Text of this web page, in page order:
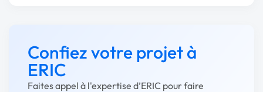
Confiez votre projet à
ERIC
Faites appel à l'expertise d’ERIC pour faire